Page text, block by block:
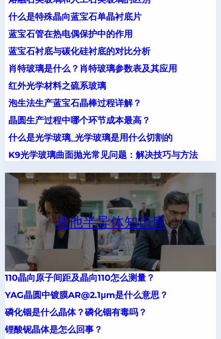
什么是特殊晶向蓝宝石单晶衬底片
蓝宝石管在热电偶保护中的作用
蓝宝石衬底与碳化硅衬底的对比分析
肖特玻璃是什么？肖特玻璃参数表及其应用
红外光学材料之硫系玻璃
泡生法生产蓝宝石晶棒过程详解？
晶圆生产过程中哪个环节成本最高？
什么是光学玻璃_光学玻璃是用什么切割的
K9光学玻璃曲面抛光常见问题：解决技巧与方法
其他半导体知识库
110晶向原子间距及晶向110怎么测量？
YAG晶圆中镀膜AR@2.1μm是什么意思？
磷化铟是什么晶体？磷化铟有毒吗？
锂酸铌晶体是怎么回事？